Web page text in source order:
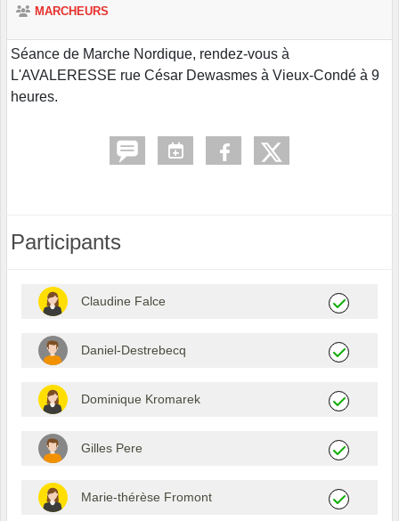
MARCHEURS
Séance de Marche Nordique, rendez-vous à
L'AVALERESSE rue César Dewasmes à Vieux-Condé à 9
heures.
Participants
Claudine Falce
Daniel-Destrebecq
Dominique Kromarek
Gilles Pere
Marie-thérèse Fromont